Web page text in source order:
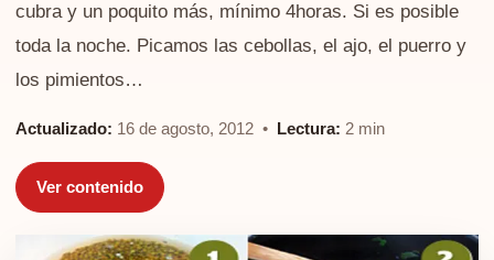
cubra y un poquito más, mínimo 4horas. Si es posible
toda la noche. Picamos las cebollas, el ajo, el puerro y
los pimientos…
Actualizado: 16 de agosto, 2012 • Lectura: 2 min
Ver contenido